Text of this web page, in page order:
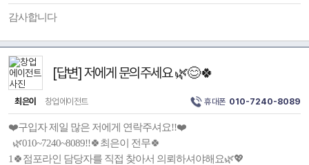
감사합니다
[답변] 저에게 문의주세요 🌿😊🍀
최은이 창업에이전트 휴대폰 010-7240-8089
❤️구입자 제일 많은 저에게 연락주셔요!!❤️
🌿010~7240~8089!!🍀최은이 전무🍀
1🍀점포라인 담당자를 직접 찾아서 의뢰하셔야해요🌿💖